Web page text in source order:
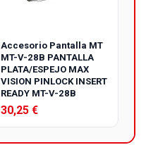
Accesorio Pantalla MT
MT-V-28B PANTALLA
PLATA/ESPEJO MAX
VISION PINLOCK INSERT
READY MT-V-28B
30,25 €